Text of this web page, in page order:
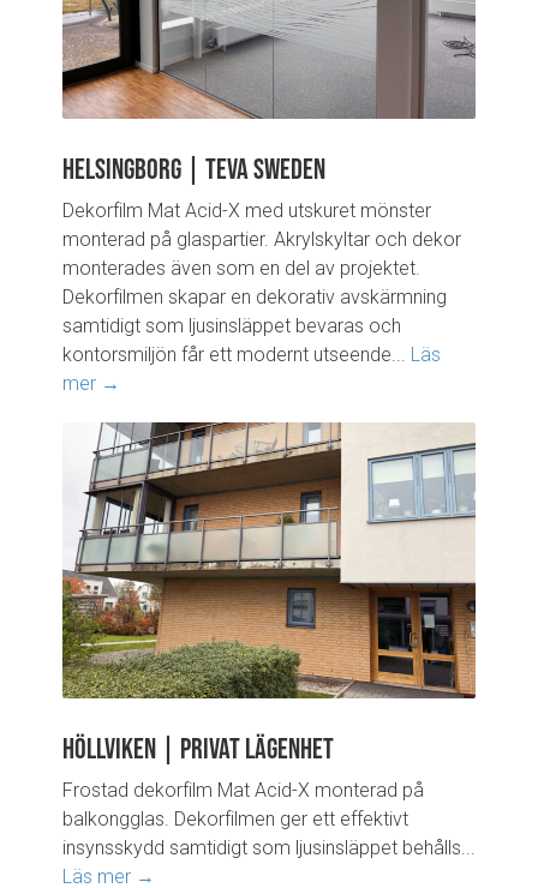
Helsingborg | Teva Sweden
Dekorfilm Mat Acid-X med utskuret mönster
monterad på glaspartier. Akrylskyltar och dekor
monterades även som en del av projektet.
Dekorfilmen skapar en dekorativ avskärmning
samtidigt som ljusinsläppet bevaras och
kontorsmiljön får ett modernt utseende... Läs
mer →
Höllviken | Privat lägenhet
Frostad dekorfilm Mat Acid-X monterad på
balkongglas. Dekorfilmen ger ett effektivt
insynsskydd samtidigt som ljusinsläppet behålls...
Läs mer →